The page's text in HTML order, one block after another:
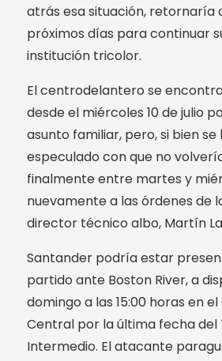
atrás esa situación, retornaría
próximos días para continuar
institución tricolor.
El centrodelantero se
desde el miércoles 10 de julio
asunto familiar, pero, si bien
especulado con que no
finalmente entre martes y
nuevamente a las órdenes de
director técnico albo, Martín
Santander podría estar
partido ante Boston River, a
domingo a las 15:00 horas en
Central por la última fecha del
Intermedio. El atacante